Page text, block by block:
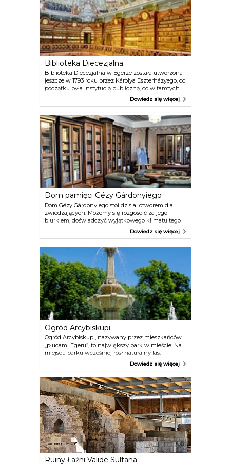
Biblioteka Diecezjalna
Biblioteka Diecezjalna w Egerze została utworzona
jeszcze w 1793 roku przez Károlya Eszterházyego, od
początku była instytucją publiczną, co w tamtych
czasach było rzadkością. Jej otwarcie było
poprzedzone szeroko zakrojoną akcją zbierania
byli proszeni o zestawienie list książek, które chcieli
by w bibliotece umieścić, aby można je było potem
odnaleźć i zakupić na rzecz biblioteki. W efekcie,
kiedy biblioteka się otwarła, było w niej 16 000
woluminów. Do biblioteki trafiło też sporo zbiorów
prywatnych, między innymi prywatna kolekcja
Károlya Eszterházyego po jego śmierci. Obecnie cała
biblioteka liczy 170 tysięcy tytułów!
Dowiedz się więcej
Dom pamięci Gézy Gárdonyiego
Dom Gézy Gárdonyiego stoi dzisiaj otworem dla
zwiedzających. Możemy się rozgościć za jego
biurkiem, doświadczyć wyjątkowego klimatu tego
domu, obejrzeć jego rzeźbiony stół, na którym,
oprócz innych książek, zrodziła się słynna powieść
domu w latach 1897 – 1922.
Dowiedz się więcej
Ogród Arcybiskupi
Ogród Arcybiskupi, nazywany przez mieszkańców
„płucami Egeru”, to największy park w mieście. Na
miejscu parku wcześniej rósł naturalny las,
ogrodzony i używany jako miejsce polowań przez
arcybiskupstwo. Dla szerszej publiczności bramy
otwarły się w 1919 roku – z tego czasu zachowały się
dwie bramy parku, północna i zachodnia, z kutego
żelaza, będące same w sobie pięknym arcydziełem,
autorstwa Henrika Fazoli. Od wschodu park jest
ograniczony przez potok Eger, można na nim, przy
odrobinie szczęścia, podziwiać dzikie kaczki.
Dowiedz się więcej
Ruiny Łaźni Valide Sultana